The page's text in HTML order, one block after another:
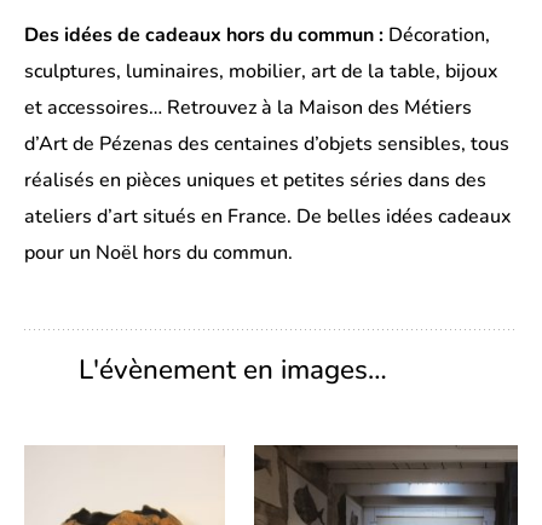
Des idées de cadeaux hors du commun : Décoration,
sculptures, luminaires, mobilier, art de la table, bijoux
et accessoires… Retrouvez à la Maison des Métiers
d’Art de Pézenas des centaines d’objets sensibles, tous
réalisés en pièces uniques et petites séries dans des
ateliers d’art situés en France. De belles idées cadeaux
pour un Noël hors du commun.
L'évènement en images…